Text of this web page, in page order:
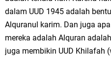
dalam UUD 1945 adalah
Alquranul karim. Dan juga
mereka adalah Alquran
juga membikin UUD Khilafah